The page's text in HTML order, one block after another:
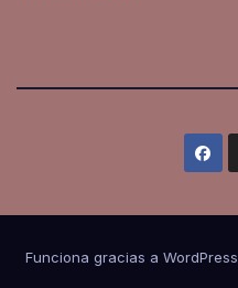
Funciona gracias a WordPress